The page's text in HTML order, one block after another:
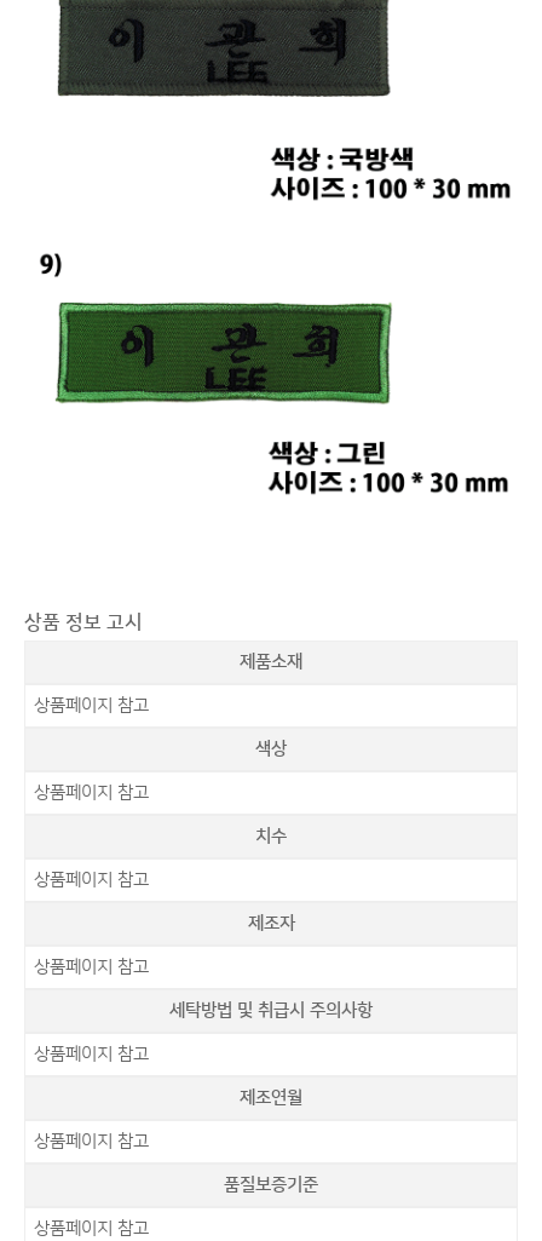
상품 정보 고시
제품소재
상품페이지 참고
색상
상품페이지 참고
치수
상품페이지 참고
제조자
상품페이지 참고
세탁방법 및 취급시 주의사항
상품페이지 참고
제조연월
상품페이지 참고
품질보증기준
상품페이지 참고